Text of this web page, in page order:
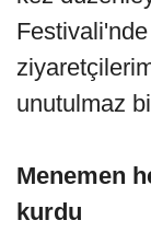
unutulmaz
Menemen
kurdu